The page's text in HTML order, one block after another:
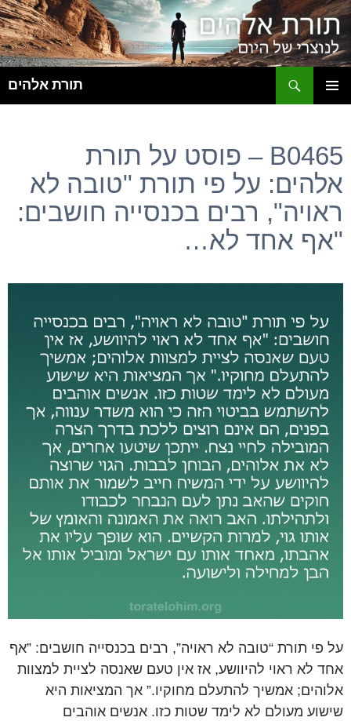
תורת אלהים
B0465 – פוסט על תורת
אלהים: על פי תורת "טובה לא
ראויה", רבים בכנסייה חושבים:
"אף אחד לא…
על פי תורת “טובה לא ראויה”, רבים בכנסייה חושבים: ”אף
אחד לא ראוי להיוושע, אז אין טעם שאנסה לציית למצוות
אלוהים; אמשיך להתעלם מחוקיו.” אך המציאות היא
שישוע מעולם לא לימד שטות כזו. אנשים אוהבים